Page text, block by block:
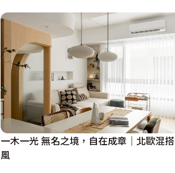
一木一光 無名之境，自在成章│北歐混搭
風